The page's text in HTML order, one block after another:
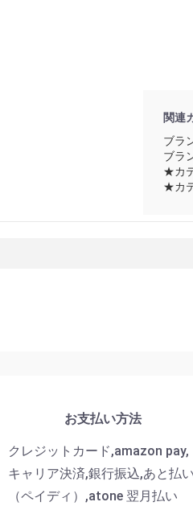
関連
ブラ
ブラ
★カ
★カ
お支払い方法
クレジットカード,amazon pay,
キャリア決済,銀行振込,あと払い
（ペイディ）,atone 翌月払い